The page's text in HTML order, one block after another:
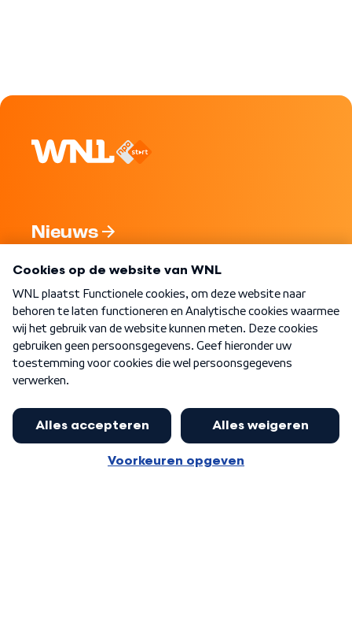
Nieuws
Nieuwsbrief
Word Lid